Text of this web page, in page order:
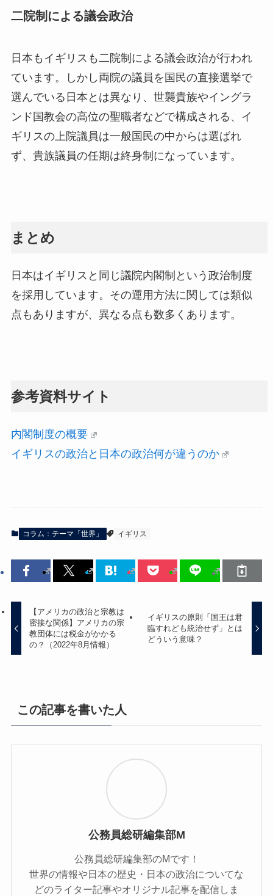
二院制による議会政治
日本もイギリスも二院制による議会政治が行われ
ています。しかし両院の議員を国民の直接選挙で
選んでいる日本とは異なり、世襲貴族やイングラ
ンド国教会の高位の聖職者などで構成される、イ
ギリスの上院議員は一般国民の中からは選ばれ
ず、貴族議員の任期は終身制になっています。
まとめ
日本はイギリスと同じ議院内閣制という政治制度
を採用しています。その運用方法に関しては類似
点もありますが、異なる点も数多くあります。
参考資料サイト
内閣制度の概要
イギリスの政治と日本の政治何が違うのか
コラム：テーマ「世界」 イギリス
【アメリカの政治と宗教は
密接な関係】アメリカの宗
教団体には税金がかかる
の？（2022年8月情報）
イギリスの原則「国王は君
臨すれども統治せず」とは
どういう意味？
この記事を書いた人
公務員総研編集部M
公務員総研編集部のMです！
世界の情報や日本の歴史・日本の政治についてな
どのライター記事やオリジナル記事を配信しま